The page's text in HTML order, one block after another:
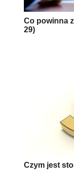
Co powinna
29)
Czym jest